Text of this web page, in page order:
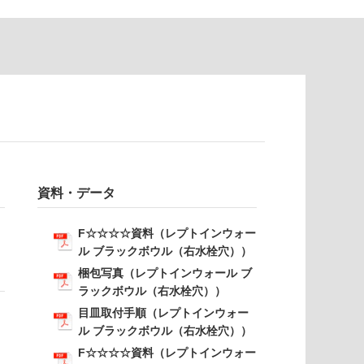
資料・データ
F☆☆☆☆資料（レプトインウォー
ル ブラックボウル（右水栓穴））
梱包写真（レプトインウォール ブ
ラックボウル（右水栓穴））
目皿取付手順（レプトインウォー
ル ブラックボウル（右水栓穴））
F☆☆☆☆資料（レプトインウォー